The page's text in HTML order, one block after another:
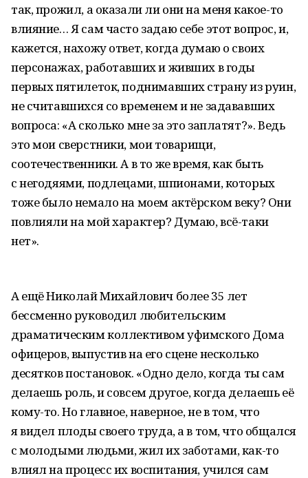
так, прожил, а оказали ли они на меня какое-то
влияние… Я сам часто задаю себе этот вопрос, и,
кажется, нахожу ответ, когда думаю о своих
персонажах, работавших и живших в годы
первых пятилеток, поднимавших страну из руин,
не считавшихся со временем и не задававших
вопроса: «А сколько мне за это заплатят?». Ведь
это мои сверстники, мои товарищи,
соотечественники. А в то же время, как быть
с негодяями, подлецами, шпионами, которых
тоже было немало на моем актёрском веку? Они
повлияли на мой характер? Думаю, всё-таки
нет».
А ещё Николай Михайлович более 35 лет
бессменно руководил любительским
драматическим коллективом уфимского Дома
офицеров, выпустив на его сцене несколько
десятков постановок. «Одно дело, когда ты сам
делаешь роль, и совсем другое, когда делаешь её
кому-то. Но главное, наверное, не в том, что
я видел плоды своего труда, а в том, что общался
с молодыми людьми, жил их заботами, как-то
влиял на процесс их воспитания, учился сам